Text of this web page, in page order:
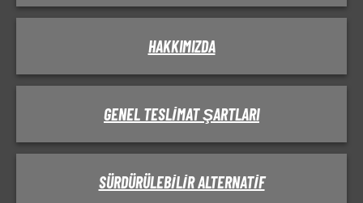
HAKKIMIZDA
GENEL TESLIMAT ŞARTLARI
SÜRDÜRÜLEBILIR ALTERNATIF